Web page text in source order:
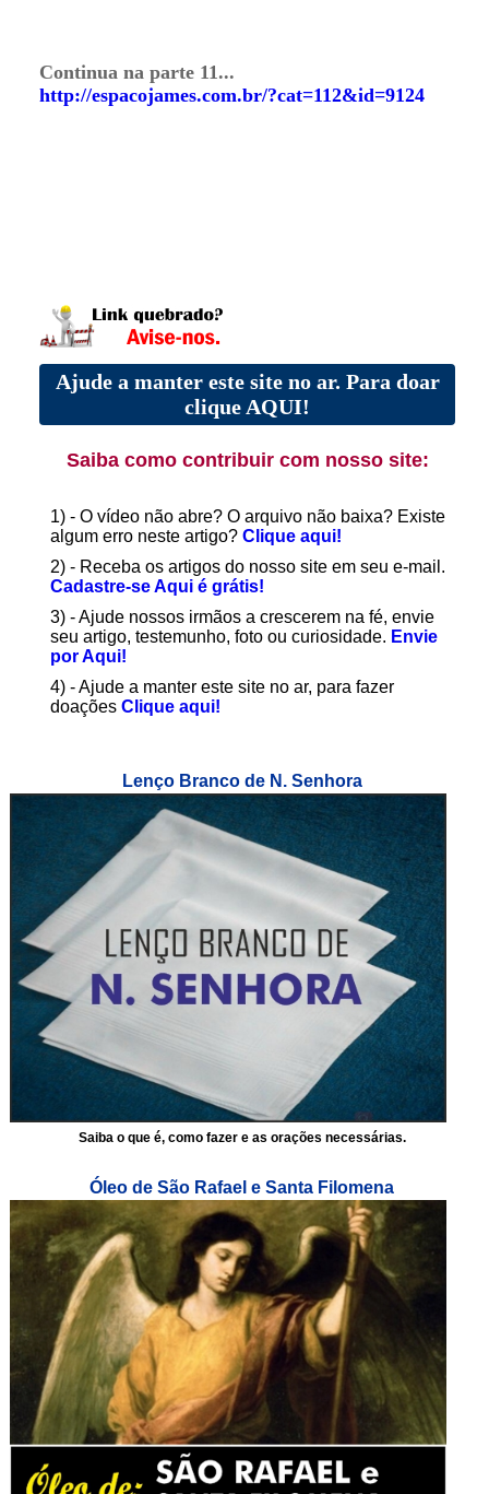
Continua na parte 11...
http://espacojames.com.br/?cat=112&id=9124
Ajude a manter este site no ar. Para doar
clique AQUI!
Saiba como contribuir com nosso site:
1) - O vídeo não abre? O arquivo não baixa? Existe
algum erro neste artigo? Clique aqui!
2) - Receba os artigos do nosso site em seu e-mail.
Cadastre-se Aqui é grátis!
3) - Ajude nossos irmãos a crescerem na fé, envie
seu artigo, testemunho, foto ou curiosidade. Envie
por Aqui!
4) - Ajude a manter este site no ar, para fazer
doações Clique aqui!
Lenço Branco de N. Senhora
Saiba o que é, como fazer e as orações necessárias.
Óleo de São Rafael e Santa Filomena